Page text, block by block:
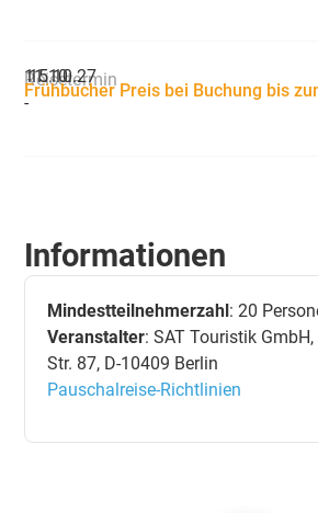
Reisetermin
11.10.
-
15.10.27
Frühbucher Preis bei Buchung bis
Informationen
Mindestteilnehmerzahl : 20
Veranstalter: SAT Touristik
Str. 87, D-10409 Berlin
Pauschalreise-Richtlinien